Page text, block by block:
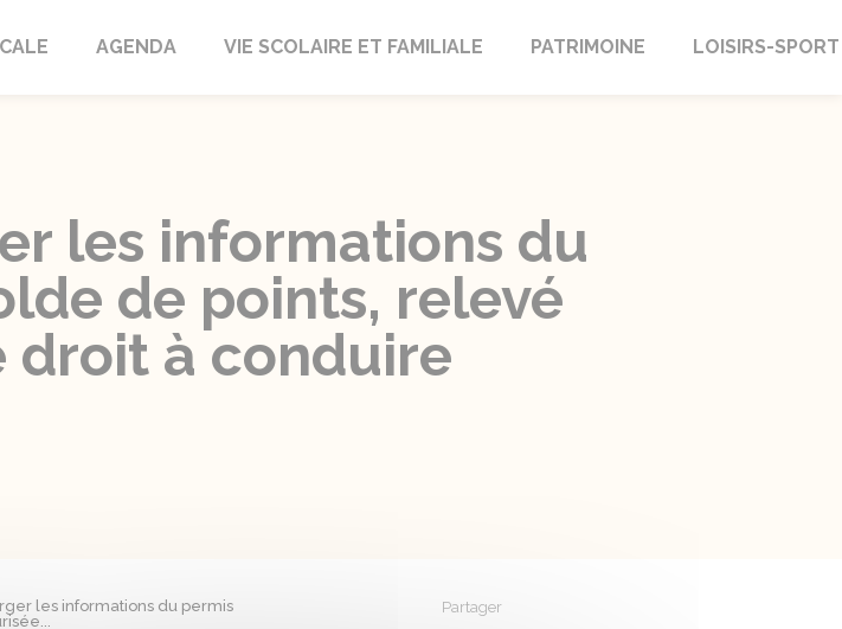
AGENDA VIE SCOLAIRE ET FAMILIALE PATRIMOINE LOISIRS-SPORT
les informations du
de points, relevé
à conduire
les informations du permis
Partager